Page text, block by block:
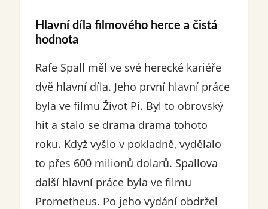
Hlavní díla filmového herce a čistá
hodnota
Rafe Spall měl ve své herecké kariéře
dvě hlavní díla. Jeho první hlavní práce
byla ve filmu Život Pi. Byl to obrovský
hit a stalo se drama drama tohoto
roku. Když vyšlo v pokladně, vydělalo
to přes 600 milionů dolarů. Spallova
další hlavní práce byla ve filmu
Prometheus. Po jeho vydání obdržel